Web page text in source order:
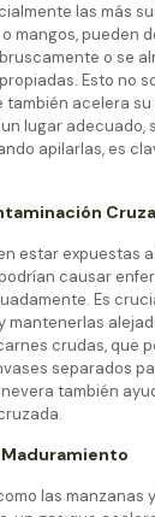
las más
mangos, pueden
o se
Esto no
también acelera
lugar adecuado,
apilarlas, es
estar expuestas
causar
Es
mantenerlas
crudas, que
separados
también
las manzanas